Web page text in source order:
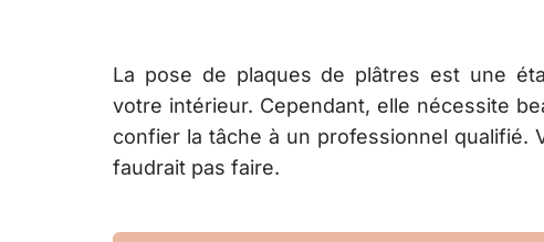
La pose de plaques de plâtres est une
votre intérieur. Cependant, elle nécessite
confier la tâche à un professionnel qualifié.
faudrait pas faire.